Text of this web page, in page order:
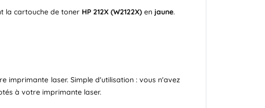
la cartouche de toner HP 212X (W2122X) en jaune.
laser. Simple d'utilisation : vous n'avez
à votre imprimante laser.